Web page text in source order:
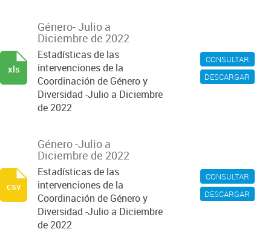
CONSULTAR
DESCARGAR
Género- Julio a
Diciembre de 2022
Estadísticas de las
intervenciones de la
Coordinación de Género y
Diversidad -Julio a Diciembre
de 2022
xls
CONSULTAR
DESCARGAR
Género -Julio a
Diciembre de 2022
Estadísticas de las
intervenciones de la
Coordinación de Género y
Diversidad -Julio a Diciembre
de 2022
csv